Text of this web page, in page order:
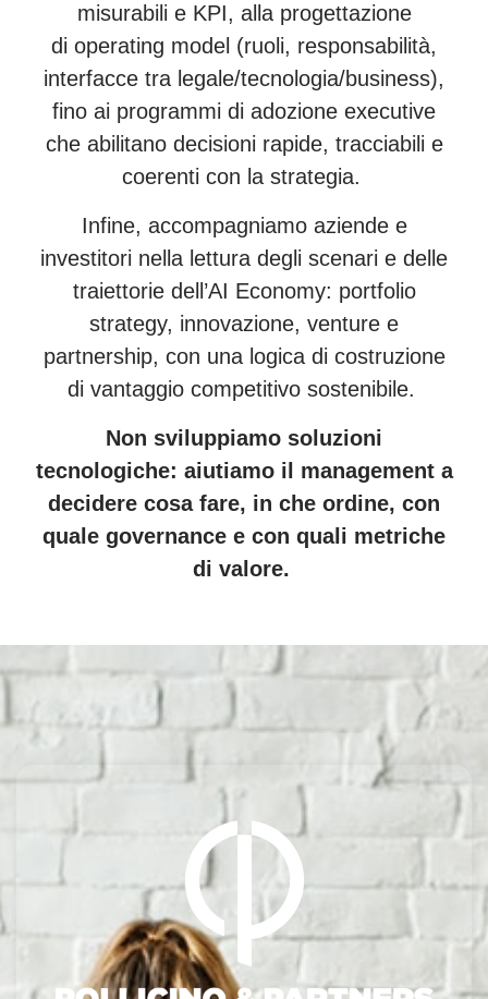
misurabili e KPI, alla progettazione
di operating model (ruoli, responsabilità,
interfacce tra legale/tecnologia/business),
fino ai programmi di adozione executive
che abilitano decisioni rapide, tracciabili e
coerenti con la strategia.
Infine, accompagniamo aziende e
investitori nella lettura degli scenari e delle
traiettorie dell’AI Economy: portfolio
strategy, innovazione, venture e
partnership, con una logica di costruzione
di vantaggio competitivo sostenibile.
Non sviluppiamo soluzioni
tecnologiche: aiutiamo il management a
decidere cosa fare, in che ordine, con
quale governance e con quali metriche
di valore.